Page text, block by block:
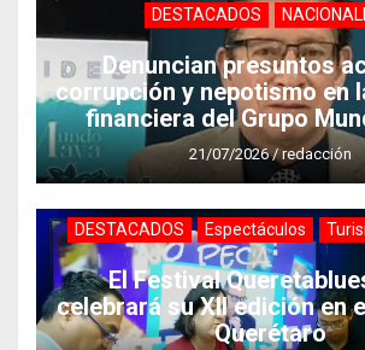
DESTACADOS
Denuncian presuntos
corrupción y nepotismo en
financiera del Grupo
21/07/2026/redacción
DESTACADOS Espectáculos
El Festival
celebrará su XII edición en
Querétaro